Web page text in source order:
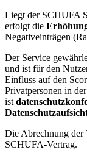
Liegt der SCHUFA
erfolgt die
Negativeinträgen
Der Service
und ist für den
Einfluss auf den
Privatpersonen in
ist
Die Abrechnung der
SCHUFA-Vertrag.